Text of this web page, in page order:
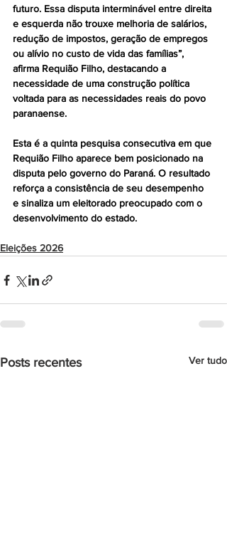
futuro. Essa disputa interminável entre direita
e esquerda não trouxe melhoria de salários,
redução de impostos, geração de empregos
ou alívio no custo de vida das famílias”,
afirma Requião Filho, destacando a
necessidade de uma construção política
voltada para as necessidades reais do povo
paranaense.
Esta é a quinta pesquisa consecutiva em que
Requião Filho aparece bem posicionado na
disputa pelo governo do Paraná. O resultado
reforça a consistência de seu desempenho
e sinaliza um eleitorado preocupado com o
desenvolvimento do estado.
Eleições 2026
Posts recentes Ver tudo